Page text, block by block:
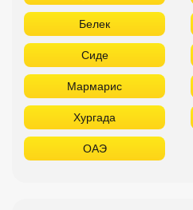
Белек
Сиде
Мармарис
Хургада
ОАЭ